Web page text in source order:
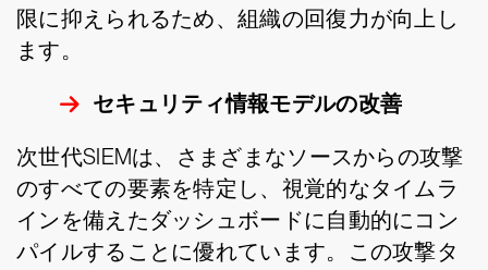
限に抑えられるため、組織の回復力が向上し
ます。
セキュリティ情報モデルの改善
次世代SIEMは、さまざまなソースからの攻撃
のすべての要素を特定し、視覚的なタイムラ
インを備えたダッシュボードに自動的にコン
パイルすることに優れています。この攻撃タ